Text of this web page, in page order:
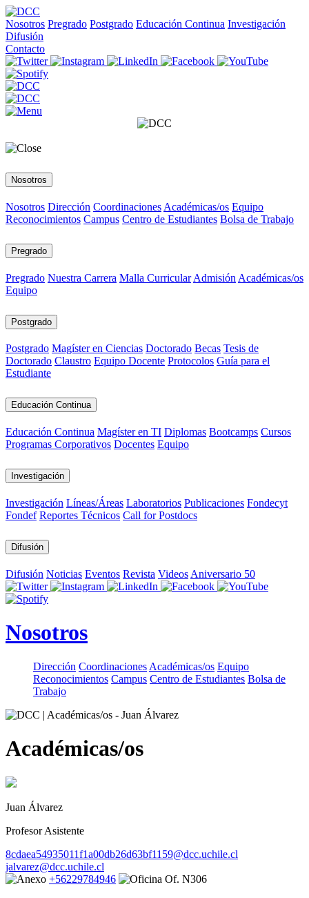
Nosotros Pregrado Postgrado Educación Continua Investigación
Difusión
Contacto
Nosotros
Nosotros Dirección Coordinaciones Académicas/os Equipo
Reconocimientos Campus Centro de Estudiantes Bolsa de Trabajo
Pregrado
Pregrado Nuestra Carrera Malla Curricular Admisión Académicas/os
Equipo
Postgrado
Postgrado Magíster en Ciencias Doctorado Becas Tesis de
Doctorado Claustro Equipo Docente Protocolos Guía para el
Estudiante
Educación Continua
Educación Continua Magíster en TI Diplomas Bootcamps Cursos
Programas Corporativos Docentes Equipo
Investigación
Investigación Líneas/Áreas Laboratorios Publicaciones Fondecyt
Fondef Reportes Técnicos Call for Postdocs
Difusión
Difusión Noticias Eventos Revista Videos Aniversario 50
Nosotros
Dirección Coordinaciones Académicas/os Equipo
Reconocimientos Campus Centro de Estudiantes Bolsa de
Trabajo
Académicas/os
Juan Álvarez
Profesor Asistente
8cdaea54935011f1a00db26d63bf1159@dcc.uchile.cl
jalvarez@dcc.uchile.cl
+56229784946
Of. N306